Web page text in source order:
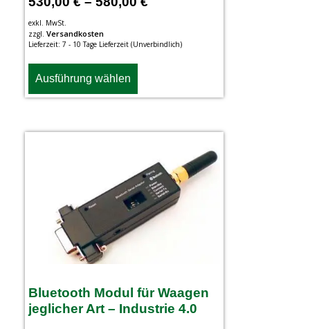
exkl. MwSt.
zzgl. Versandkosten
Lieferzeit: 7 - 10 Tage Lieferzeit (Unverbindlich)
Ausführung wählen
Bluetooth Modul für Waagen
jeglicher Art – Industrie 4.0